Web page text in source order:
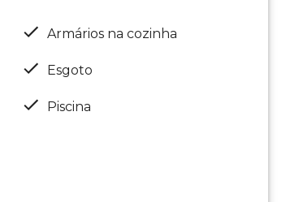
Armários na cozinha
Esgoto
Piscina